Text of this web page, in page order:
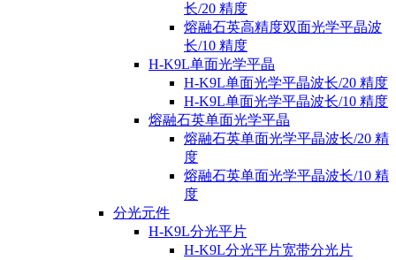
长/20 精度
熔融石英高精度双面光学平晶波
长/10 精度
H-K9L单面光学平晶
H-K9L单面光学平晶波长/20 精度
H-K9L单面光学平晶波长/10 精度
熔融石英单面光学平晶
熔融石英单面光学平晶波长/20 精
度
熔融石英单面光学平晶波长/10 精
度
分光元件
H-K9L分光平片
H-K9L分光平片宽带分光片